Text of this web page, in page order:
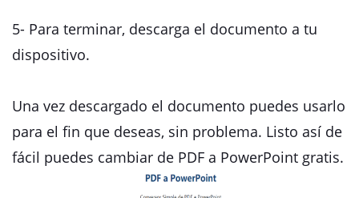
5- Para terminar, descarga el documento a tu
dispositivo.
Una vez descargado el documento puedes usarlo
para el fin que deseas, sin problema. Listo así de
fácil puedes cambiar de PDF a PowerPoint gratis.